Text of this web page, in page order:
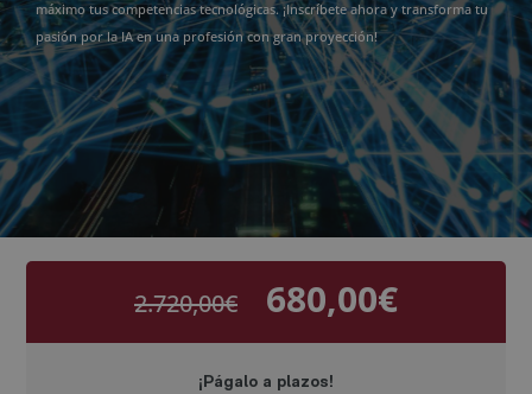
máximo tus competencias tecnológicas. ¡Inscríbete ahora y transforma tu
pasión por la IA en una profesión con gran proyección!
2.720,00€
era:
680,00€El